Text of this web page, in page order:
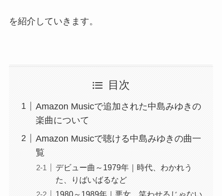
を紹介していきます。
目次
Amazon Musicで追加された中島みゆきの
楽曲について
Amazon Musicで聴ける中島みゆきの曲一
覧
デビュー曲～1979年｜時代、わかれう
た、りばいばるなど
1980～1989年｜悪女、笑わせるじゃない